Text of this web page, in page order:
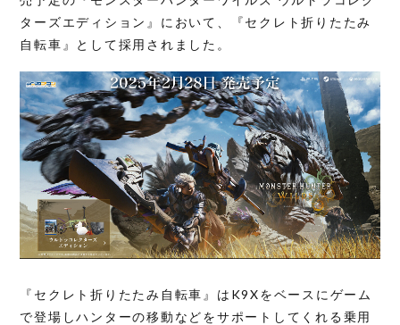
ターズエディション』において、『セクレト折りたたみ
自転車』として採用されました。
『セクレト折りたたみ自転車』はK9Xをベースにゲーム
で登場しハンターの移動などをサポートしてくれる乗用